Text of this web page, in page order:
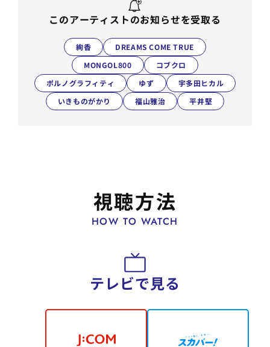
このアーティストのお知らせを受取る
絢香
DREAMS COME TRUE
MONGOL800
コブクロ
ポルノグラフィティ
ゆず
宇多田ヒカル
いきものがかり
福山雅治 平井堅
視聴方法
HOW TO WATCH
テレビで見る